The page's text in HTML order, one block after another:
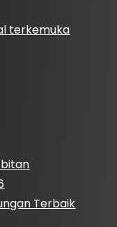
terkemuka
Terbaik